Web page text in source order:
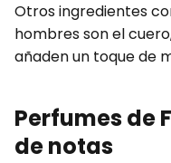
Otros ingredientes
hombres son el
añaden un toque de
Perfumes de
de notas